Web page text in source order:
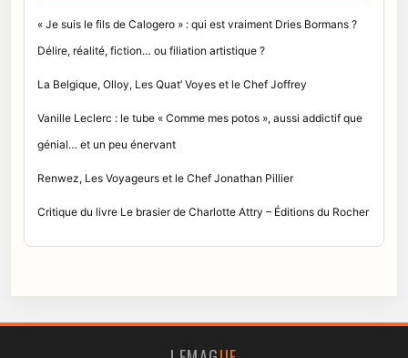
« Je suis le fils de Calogero » : qui est vraiment Dries Bormans ?
Délire, réalité, fiction… ou filiation artistique ?
La Belgique, Olloy, Les Quat’ Voyes et le Chef Joffrey
Vanille Leclerc : le tube « Comme mes potos », aussi addictif que
génial… et un peu énervant
Renwez, Les Voyageurs et le Chef Jonathan Pillier
Critique du livre Le brasier de Charlotte Attry – Éditions du Rocher